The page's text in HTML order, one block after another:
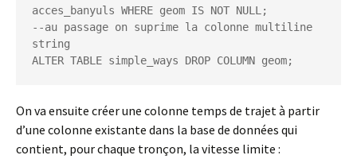
acces_banyuls WHERE geom IS NOT NULL;
--au passage on suprime la colonne multiline
string
ALTER TABLE simple_ways DROP COLUMN geom;
On va ensuite créer une colonne temps de trajet à partir
d’une colonne existante dans la base de données qui
contient, pour chaque tronçon, la vitesse limite :